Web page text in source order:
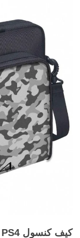
کیف کنسول PS4 آی گیمر مدل Militery